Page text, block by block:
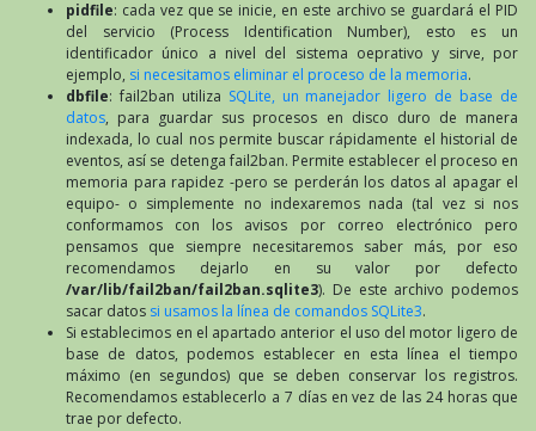
pidfile: cada vez que se inicie, en este archivo se guardará el PID
del servicio (Process Identification Number), esto es un
identificador único a nivel del sistema oeprativo y sirve, por
ejemplo, si necesitamos eliminar el proceso de la memoria.
dbfile: fail2ban utiliza SQLite, un manejador ligero de base de
datos, para guardar sus procesos en disco duro de manera
indexada, lo cual nos permite buscar rápidamente el historial de
eventos, así se detenga fail2ban. Permite establecer el proceso en
memoria para rapidez -pero se perderán los datos al apagar el
equipo- o simplemente no indexaremos nada (tal vez si nos
conformamos con los avisos por correo electrónico pero
pensamos que siempre necesitaremos saber más, por eso
recomendamos dejarlo en su valor por defecto
/var/lib/fail2ban/fail2ban.sqlite3). De este archivo podemos
sacar datos si usamos la línea de comandos SQLite3.
Si establecimos en el apartado anterior el uso del motor ligero de
base de datos, podemos establecer en esta línea el tiempo
máximo (en segundos) que se deben conservar los registros.
Recomendamos establecerlo a 7 días en vez de las 24 horas que
trae por defecto.